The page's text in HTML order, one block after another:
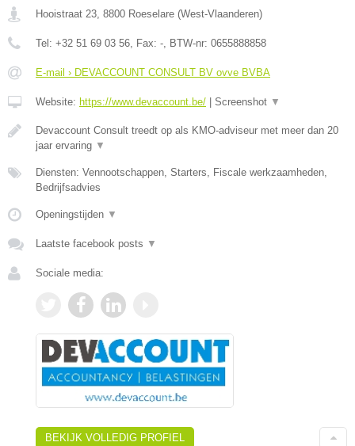
Hooistraat 23, 8800 Roeselare (West-Vlaanderen)
Tel: +32 51 69 03 56, Fax: -, BTW-nr: 0655888858
E-mail › DEVACCOUNT CONSULT BV ovve BVBA
Website: https://www.devaccount.be/ Screenshot ▼
Devaccount Consult treedt op als KMO-adviseur met meer dan 20
jaar ervaring ▼
Diensten: Vennootschappen, Starters, Fiscale werkzaamheden,
Bedrijfsadvies
Openingstijden ▼
Laatste facebook posts ▼
Sociale media:
BEKIJK VOLLEDIG PROFIEL